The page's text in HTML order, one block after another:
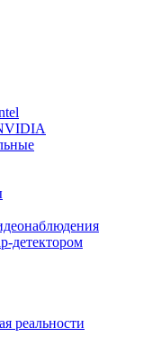
детектором
реальности